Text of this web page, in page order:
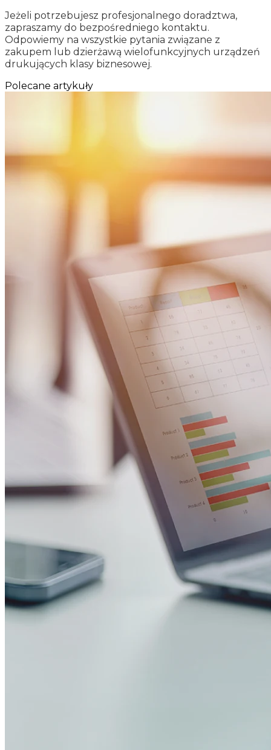
Jeżeli potrzebujesz profesjonalnego doradztwa,
zapraszamy do bezpośredniego kontaktu.
Odpowiemy na wszystkie pytania związane z
zakupem lub dzierżawą wielofunkcyjnych urządzeń
drukujących klasy biznesowej.
Polecane artykuły